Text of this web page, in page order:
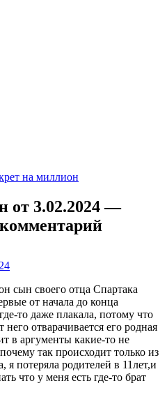
на миллион
от 3.02.2024 —
сын своего отца Спартака
от начала до конца
то даже плакала, потому что
отварачивается его родная
в аргументы какие-то не
так происходит только из
я потеряла родителей в 11лет,и
что у меня есть где-то брат